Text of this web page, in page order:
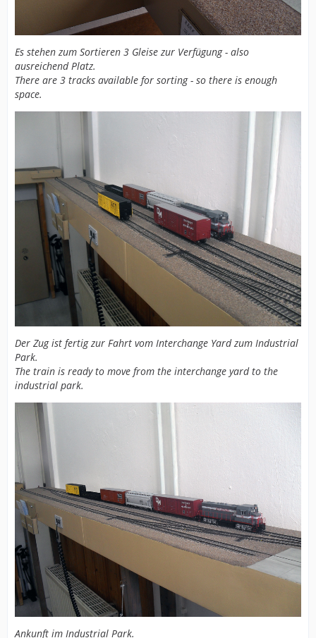
Es stehen zum Sortieren 3 Gleise zur Verfügung - also
ausreichend Platz.
There are 3 tracks available for sorting - so there is enough
space.
Der Zug ist fertig zur Fahrt vom Interchange Yard zum Industrial
Park.
The train is ready to move from the interchange yard to the
industrial park.
Ankunft im Industrial Park.